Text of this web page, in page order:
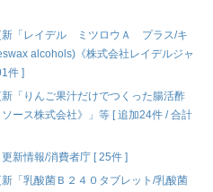
新「レイデル ミツロウＡ プラス/キ
alcohols)《株式会社レイデルジャ
件 ]
「りんご果汁だけでつくった腸活酢
ース株式会社》」等 [ 追加24件 / 合計
新情報/消費者庁 [ 25件 ]
「乳酸菌Ｂ２４０タブレット/乳酸菌